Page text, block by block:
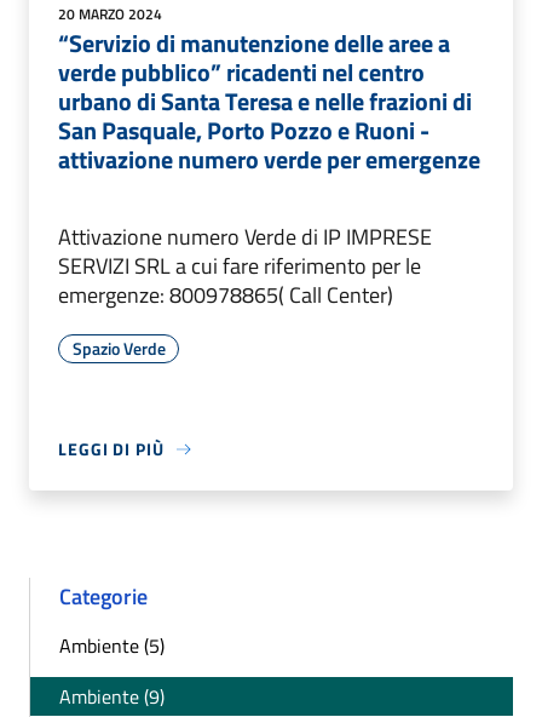
20 MARZO 2024
“Servizio di manutenzione delle aree a
verde pubblico” ricadenti nel centro
urbano di Santa Teresa e nelle frazioni di
San Pasquale, Porto Pozzo e Ruoni -
attivazione numero verde per emergenze
Attivazione numero Verde di IP IMPRESE
SERVIZI SRL a cui fare riferimento per le
emergenze: 800978865( Call Center)
Spazio Verde
LEGGI DI PIÙ
Categorie
Ambiente (5)
Ambiente (9)